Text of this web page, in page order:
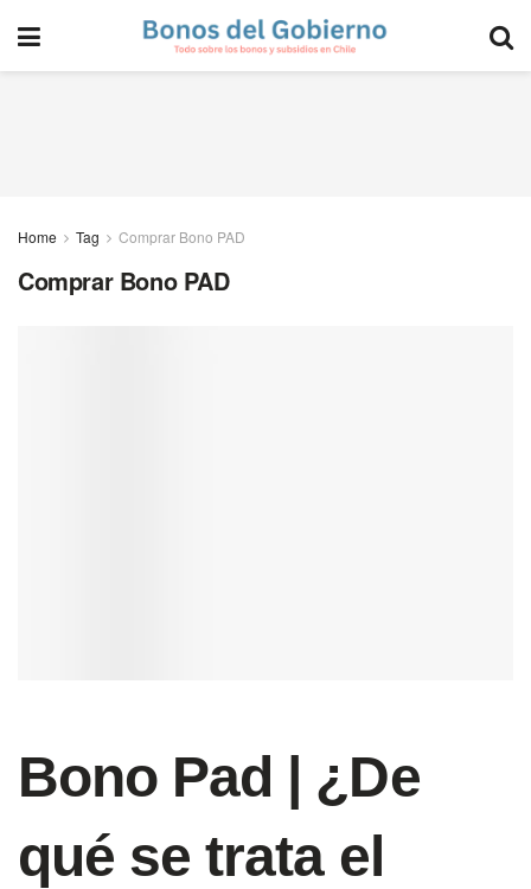
Home Tag Comprar Bono PAD
Comprar Bono PAD
Bono Pad | ¿De
qué se trata el